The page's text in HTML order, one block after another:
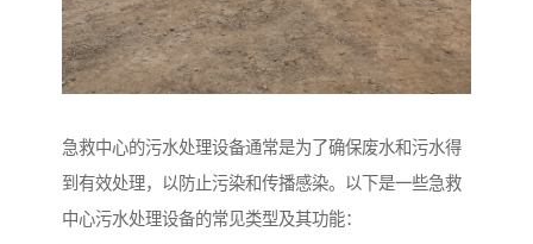
急救中心的污水处理设备通常是为了确保废水和污水得
到有效处理，以防止污染和传播感染。以下是一些急救
中心污水处理设备的常见类型及其功能：